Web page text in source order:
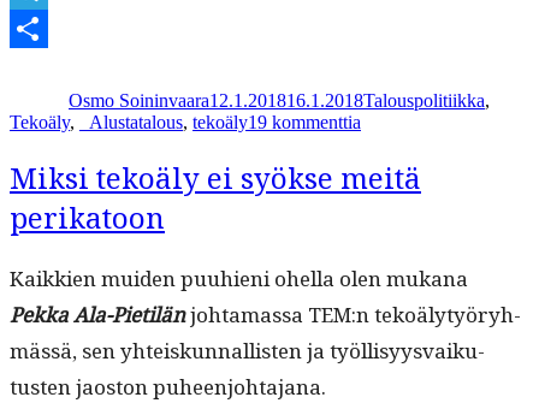
Telegram
Osmo Soininvaara12.1.201816.1.2018Talouspolitiikka,
Tekoäly, Avainsanat
Alustatalous, tekoäly19 kommenttia
tekoälytyöpajasta
Miksi tekoäly ei syökse meitä
perikatoon
Kaikkien muiden puuhieni ohel­la olen mukana
Pekka Ala-Pietilänjohta­mas­sa TEM:n tekoä­ly­työryh­
mässä, sen yhteiskun­nal­lis­ten ja työl­lisyys­vaiku­
tusten jaos­ton puheenjohtajana.